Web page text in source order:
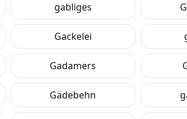
gabliges
Gackelei
Gadamers
Gädebehn